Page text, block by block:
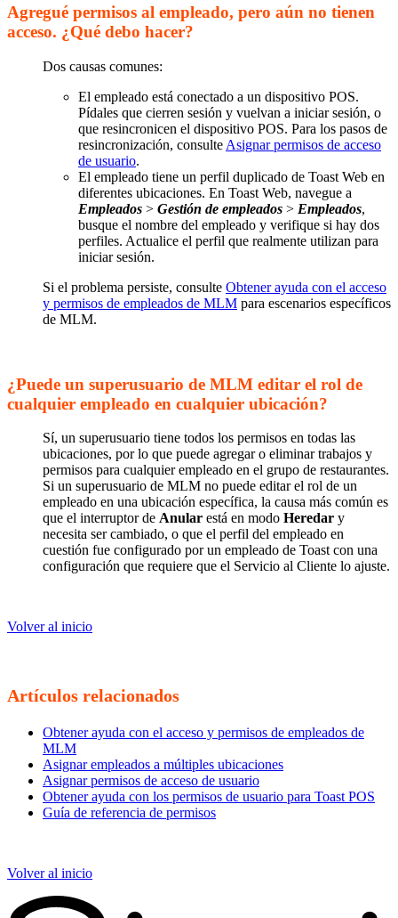
Agregué permisos al empleado, pero aún no tienen
acceso. ¿Qué debo hacer?
Dos causas comunes:
El empleado está conectado a un dispositivo POS.
Pídales que cierren sesión y vuelvan a iniciar sesión, o
que resincronicen el dispositivo POS. Para los pasos de
resincronización, consulte Asignar permisos de acceso
de usuario.
El empleado tiene un perfil duplicado de Toast Web en
diferentes ubicaciones. En Toast Web, navegue a
Empleados > Gestión de empleados > Empleados,
busque el nombre del empleado y verifique si hay dos
perfiles. Actualice el perfil que realmente utilizan para
iniciar sesión.
Si el problema persiste, consulte Obtener ayuda con el acceso
y permisos de empleados de MLM para escenarios específicos
de MLM.
¿Puede un superusuario de MLM editar el rol de
cualquier empleado en cualquier ubicación?
Sí, un superusuario tiene todos los permisos en todas las
ubicaciones, por lo que puede agregar o eliminar trabajos y
permisos para cualquier empleado en el grupo de restaurantes.
Si un superusuario de MLM no puede editar el rol de un
empleado en una ubicación específica, la causa más común es
que el interruptor de Anular está en modo Heredar y
necesita ser cambiado, o que el perfil del empleado en
cuestión fue configurado por un empleado de Toast con una
configuración que requiere que el Servicio al Cliente lo ajuste.
Volver al inicio
Artículos relacionados
Obtener ayuda con el acceso y permisos de empleados de
MLM
Asignar empleados a múltiples ubicaciones
Asignar permisos de acceso de usuario
Obtener ayuda con los permisos de usuario para Toast POS
Guía de referencia de permisos
Volver al inicio